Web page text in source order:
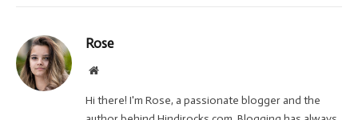
Rose
Website
Hi there! I'm Rose, a passionate blogger and the